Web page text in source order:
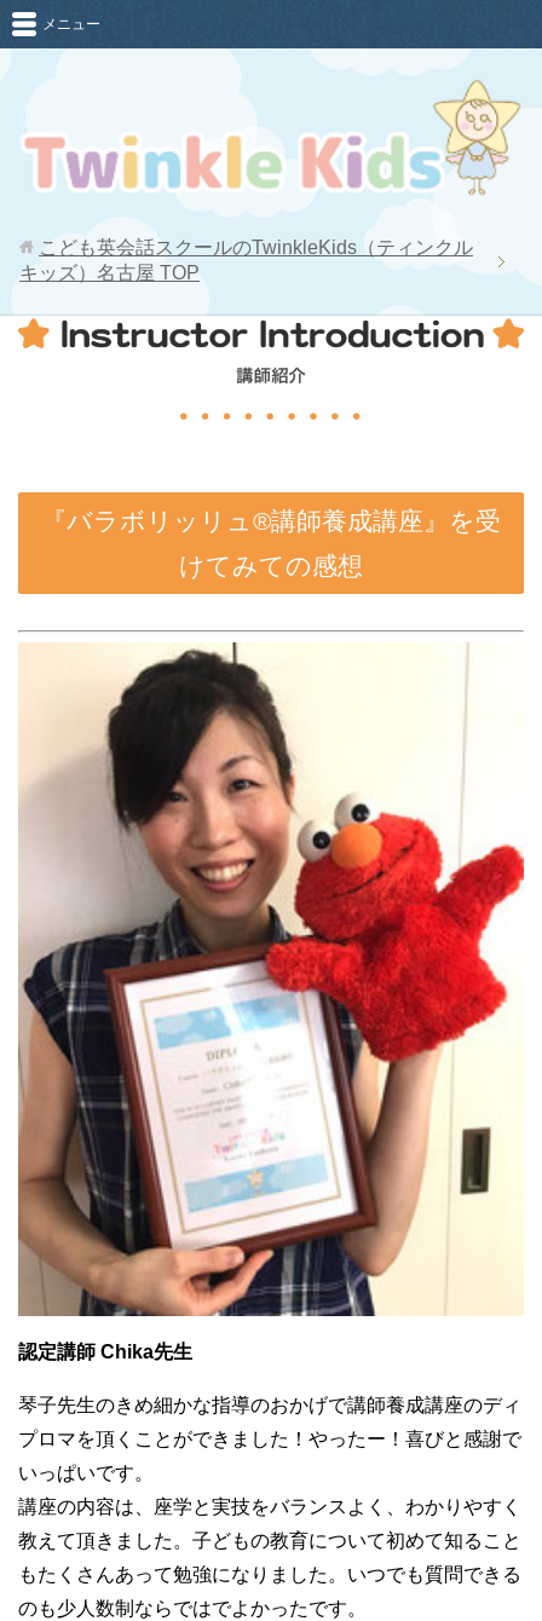
メニュー
こども英会話スクールのTwinkleKids（ティンクル
キッズ）名古屋 TOP
『バラボリッリュ®講師養成講座』を受
けてみての感想
認定講師 Chika先生
琴子先生のきめ細かな指導のおかげで講師養成講座のディ
プロマを頂くことができました！やったー！喜びと感謝で
いっぱいです。
講座の内容は、座学と実技をバランスよく、わかりやすく
教えて頂きました。子どもの教育について初めて知ること
もたくさんあって勉強になりました。いつでも質問できる
のも少人数制ならではでよかったです。